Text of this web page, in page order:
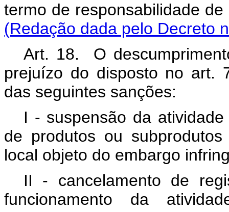
termo de
(Redação dada pelo Decreto
Art. 18. O
prejuízo do disposto no art.
das seguintes sanções:
I - suspensão da
de produtos ou
local objeto do embargo
II - cancelamento de
funcionamento da